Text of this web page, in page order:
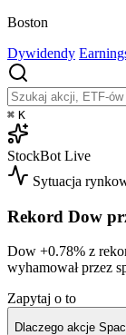
Boston
Dywidendy
⌘ K
StockBot Live
Sytuacja
Rekord Dow
Dow +0.78% z
wyhamował przez
Zapytaj o to
Dlaczego akcje